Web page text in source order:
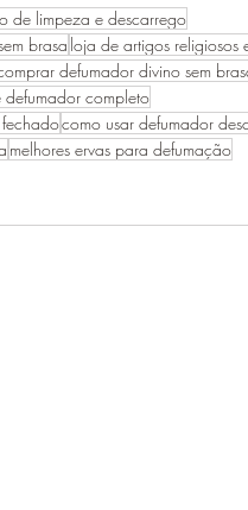
de limpeza e descarrego
brasa loja de artigos religiosos
defumador divino sem
defumador completo
como usar defumador
melhores ervas para defumação